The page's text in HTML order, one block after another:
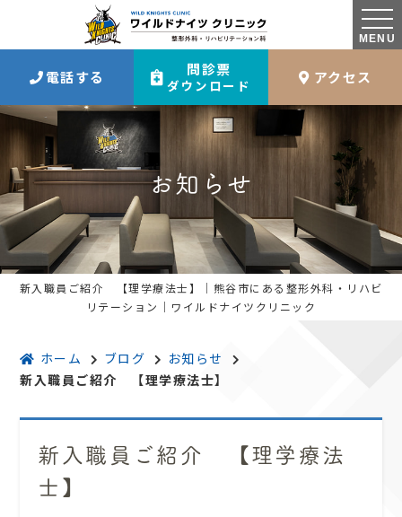
MENU
電話する 問診票
ダウンロード アクセス
お知らせ
新入職員ご紹介 【理学療法士】｜熊谷市にある整形外科・リハビ
リテーション｜ワイルドナイツクリニック
ホーム ブログ
お知らせ
新入職員ご紹介 【理学療法士】
新入職員ご紹介 【理学療法
士】